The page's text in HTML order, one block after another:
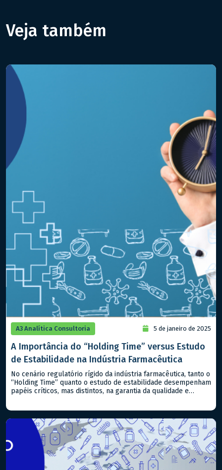
Veja também
A3 Analítica Consultoria 5 de janeiro de 2025
A Importância do “Holding Time” versus Estudo
de Estabilidade na Indústria Farmacêutica
No cenário regulatório rígido da indústria farmacêutica, tanto o
“Holding Time” quanto o estudo de estabilidade desempenham
papéis críticos, mas distintos, na garantia da qualidade e
aplicabilidades é essencial para atender aos padrões
regulatórios nacionais e internacionais. – Estudo de
Estabilidade: Este […]